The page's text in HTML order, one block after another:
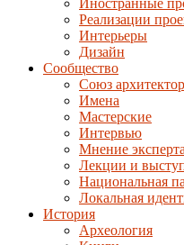
Иностранные
Реализации
Интерьеры
Дизайн
Сообщество
Союз
Имена
Мастерские
Интервью
Мнение эксперта
Лекции и
Национальная
Локальная
История
Археология